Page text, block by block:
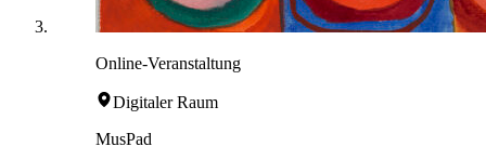
Online-Veranstaltung
Digitaler Raum
MusPad